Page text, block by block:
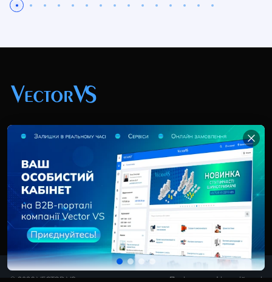
+38 (044) 369 51 57
02095, Україна, м. Київ, вул. Трускавецька, 10-В, оф.
info@vector-vs.com
© 2026 VECTOR VS Політика конфіденційності